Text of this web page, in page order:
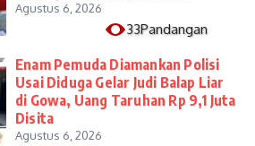
Agustus 6, 2026
33Pandangan
Enam Pemuda Diamankan Polisi
Usai Diduga Gelar Judi Balap Liar
di Gowa, Uang Taruhan Rp 9,1 Juta
Disita
Agustus 6, 2026